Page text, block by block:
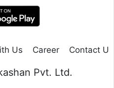
Us Career Contact Us
Pvt. Ltd.